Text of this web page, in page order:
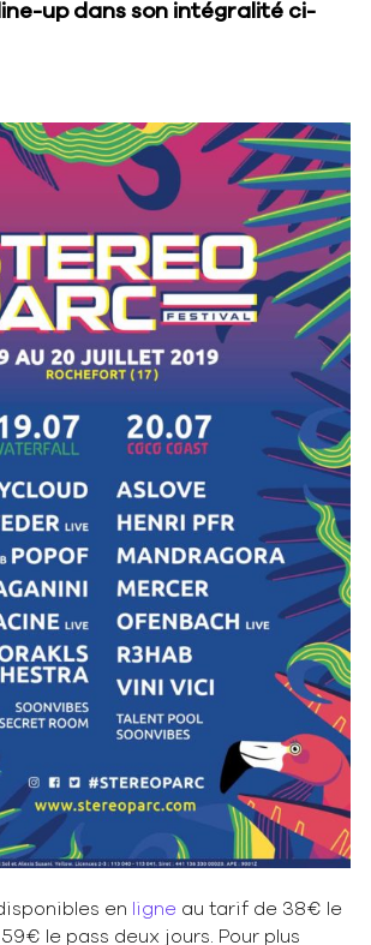
up dans son intégralité ci-
en ligne au tarif de 38€ le
le pass deux jours. Pour plus